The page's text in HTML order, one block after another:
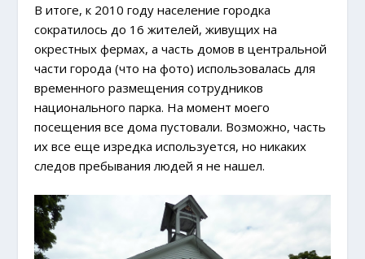
В итоге, к 2010 году население городка
сократилось до 16 жителей, живущих на
окрестных фермах, а часть домов в центральной
части города (что на фото) использовалась для
временного размещения сотрудников
национального парка. На момент моего
посещения все дома пустовали. Возможно, часть
их все еще изредка используется, но никаких
следов пребывания людей я не нашел.